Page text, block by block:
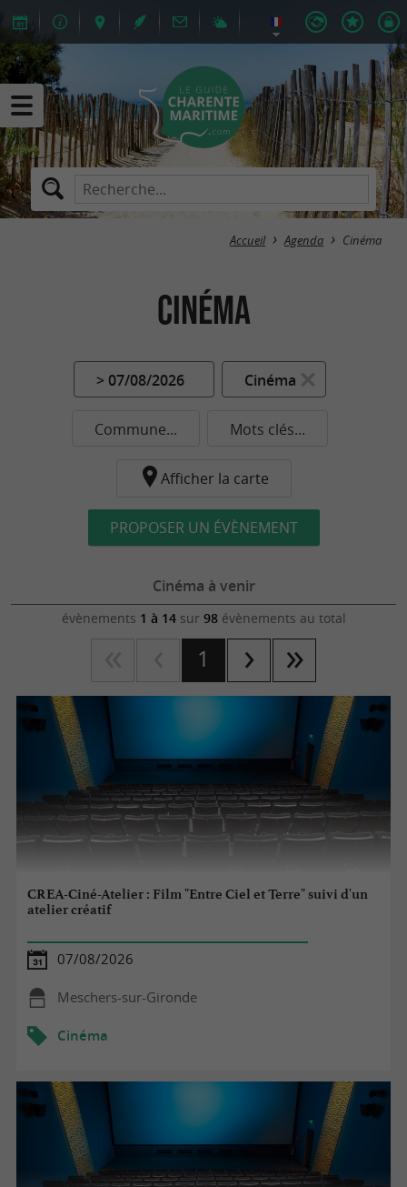
Accueil Agenda Cinéma
Cinéma
> 07/08/2026 Cinéma
Commune... Mots clés...
Afficher la carte
PROPOSER UN ÉVÈNEMENT
Cinéma à venir
évènements 1 à 14sur 98évènements au total
1
CREA-Ciné-Atelier : Film "Entre Ciel et Terre" suivi d'un
atelier créatif
07/08/2026
Meschers-sur-Gironde
Cinéma